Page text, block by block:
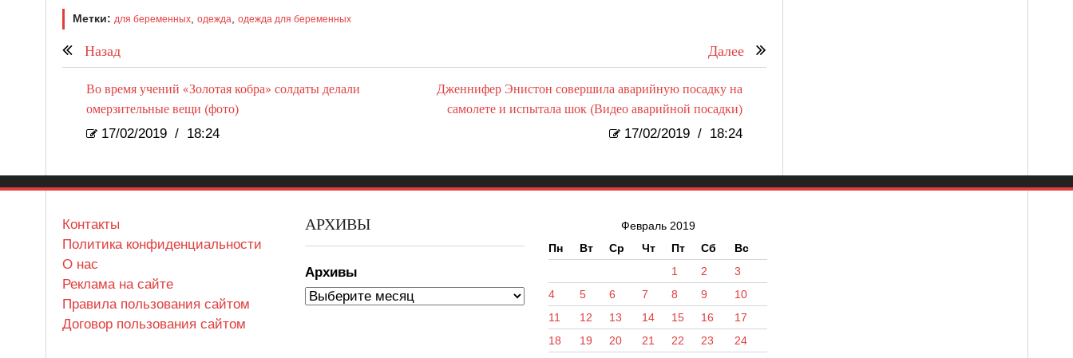
Метки: для беременных, одежда, одежда для беременных
Назад Далее
Во время учений «Золотая кобра» солдаты делали
омерзительные вещи (фото)
17/02/2019 / 18:24
Дженнифер Энистон совершила аварийную посадку на
самолете и испытала шок (Видео аварийной посадки)
17/02/2019 / 18:24
Контакты
Политика конфиденциальности
О нас
Реклама на сайте
Правила пользования сайтом
Договор пользования сайтом
АРХИВЫ
Архивы
Февраль 2019
Пн
Вт Ср Чт Пт Сб
Вс
1
2
3
4
5 6 7 8 9
10
11
12 13 14 15 16
17
18
19 20 21 22 23
24